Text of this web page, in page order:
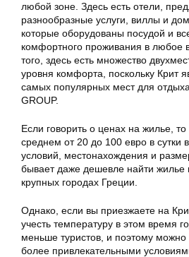
любой зоне. Здесь есть отели,
разнообразные услуги, виллы и
которые оборудованы посудой и
комфортного проживания в любое
того, здесь есть множество
уровня комфорта, поскольку Крит
самых популярных мест для отдыха
GROUP.
Если говорить о ценах на жилье,
среднем от 20 до 100 евро в сутки
условий, местонахождения и
бывает даже дешевле найти жилье
крупных городах Греции.
Однако, если вы приезжаете на
учесть температуру в этом время
меньше туристов, и поэтому можно
более привлекательными